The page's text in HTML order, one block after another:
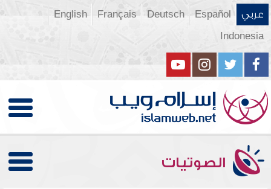
عربي Español
Deutsch
Français
English
Indonesia
الصوتيات